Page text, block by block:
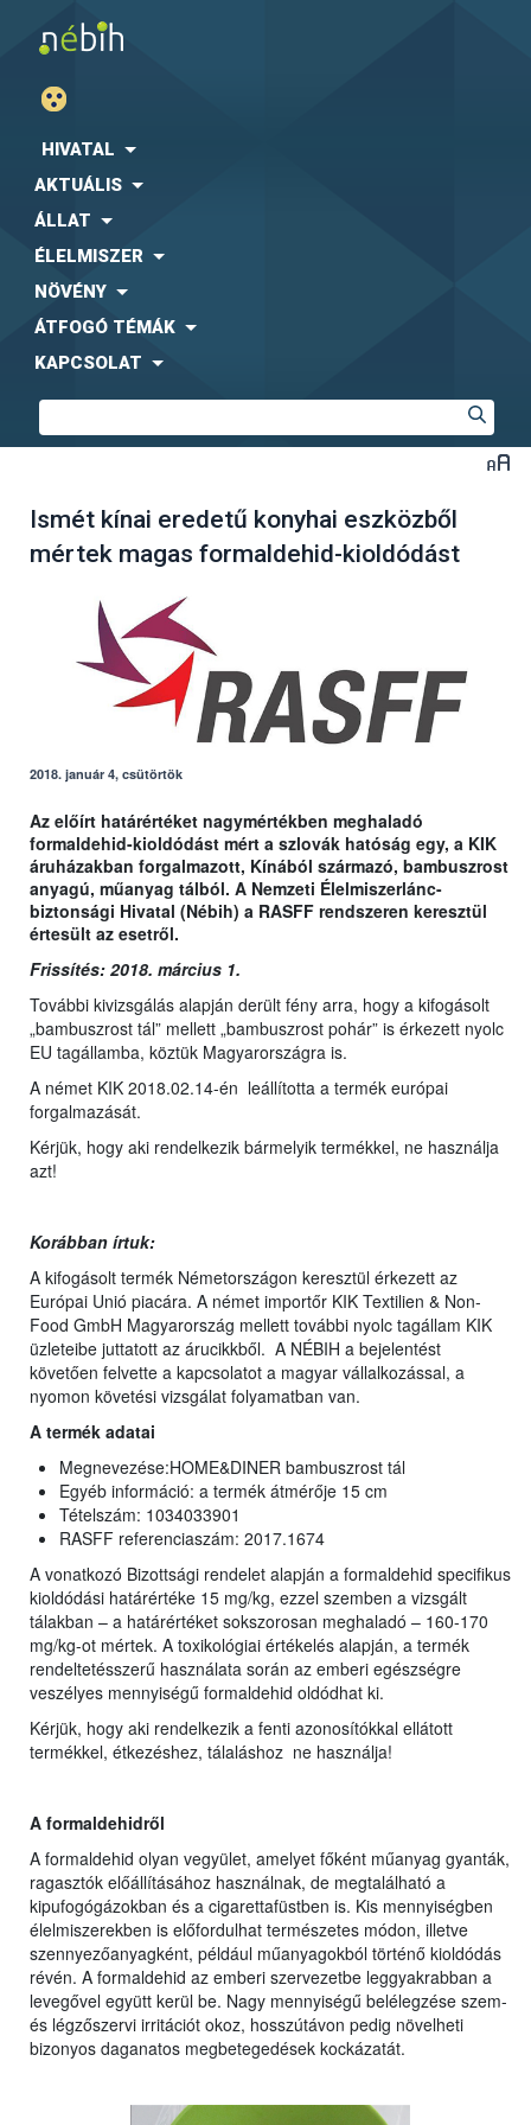
HIVATAL
AKTUÁLIS
ÁLLAT
ÉLELMISZER
NÖVÉNY
ÁTFOGÓ TÉMÁK
KAPCSOLAT
Ismét kínai eredetű konyhai eszközből
mértek magas formaldehid-kioldódást
2018. január 4, csütörtök
Az előírt határértéket nagymértékben meghaladó
formaldehid-kioldódást mért a szlovák hatóság egy, a KIK
áruházakban forgalmazott, Kínából származó, bambuszrost
anyagú, műanyag tálból. A Nemzeti Élelmiszerlánc-
biztonsági Hivatal (Nébih) a RASFF rendszeren keresztül
értesült az esetről.
Frissítés: 2018. március 1.
További kivizsgálás alapján derült fény arra, hogy a kifogásolt
„bambuszrost tál” mellett „bambuszrost pohár” is érkezett nyolc
EU tagállamba, köztük Magyarországra is.
A német KIK 2018.02.14-én leállította a termék európai
forgalmazását.
Kérjük, hogy aki rendelkezik bármelyik termékkel, ne használja
azt!
Korábban írtuk:
A kifogásolt termék Németországon keresztül érkezett az
Európai Unió piacára. A német importőr KIK Textilien & Non-
Food GmbH Magyarország mellett további nyolc tagállam KIK
üzleteibe juttatott az árucikkből. A NÉBIH a bejelentést
követően felvette a kapcsolatot a magyar vállalkozással, a
nyomon követési vizsgálat folyamatban van.
A termék adatai
Megnevezése:HOME&DINER bambuszrost tál
Egyéb információ: a termék átmérője 15 cm
Tételszám: 1034033901
RASFF referenciaszám: 2017.1674
A vonatkozó Bizottsági rendelet alapján a formaldehid specifikus
kioldódási határértéke 15 mg/kg, ezzel szemben a vizsgált
tálakban – a határértéket sokszorosan meghaladó – 160-170
mg/kg-ot mértek. A toxikológiai értékelés alapján, a termék
rendeltetésszerű használata során az emberi egészségre
veszélyes mennyiségű formaldehid oldódhat ki.
Kérjük, hogy aki rendelkezik a fenti azonosítókkal ellátott
termékkel, étkezéshez, tálaláshoz ne használja!
A formaldehidről
A formaldehid olyan vegyület, amelyet főként műanyag gyanták,
ragasztók előállításához használnak, de megtalálható a
kipufogógázokban és a cigarettafüstben is. Kis mennyiségben
élelmiszerekben is előfordulhat természetes módon, illetve
szennyezőanyagként, például műanyagokból történő kioldódás
révén. A formaldehid az emberi szervezetbe leggyakrabban a
levegővel együtt kerül be. Nagy mennyiségű belélegzése szem-
és légzőszervi irritációt okoz, hosszútávon pedig növelheti
bizonyos daganatos megbetegedések kockázatát.